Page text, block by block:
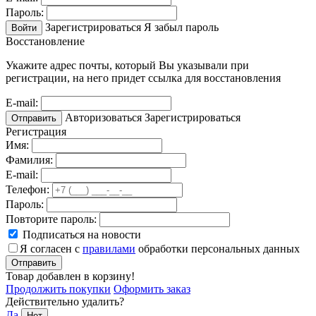
Пароль:
Войти Зарегистрироваться Я забыл пароль
Восстановление
Укажите адрес почты, который Вы указывали при
регистрации, на него придет ссылка для восстановления
E-mail:
Отправить Авторизоваться Зарегистрироваться
Регистрация
Имя:
Фамилия:
E-mail:
Телефон:
Пароль:
Повторите пароль:
Подписаться на новости
Я согласен с правилами обработки персональных данных
Отправить
Товар добавлен в корзину!
Продолжить покупки Оформить заказ
Действительно удалить?